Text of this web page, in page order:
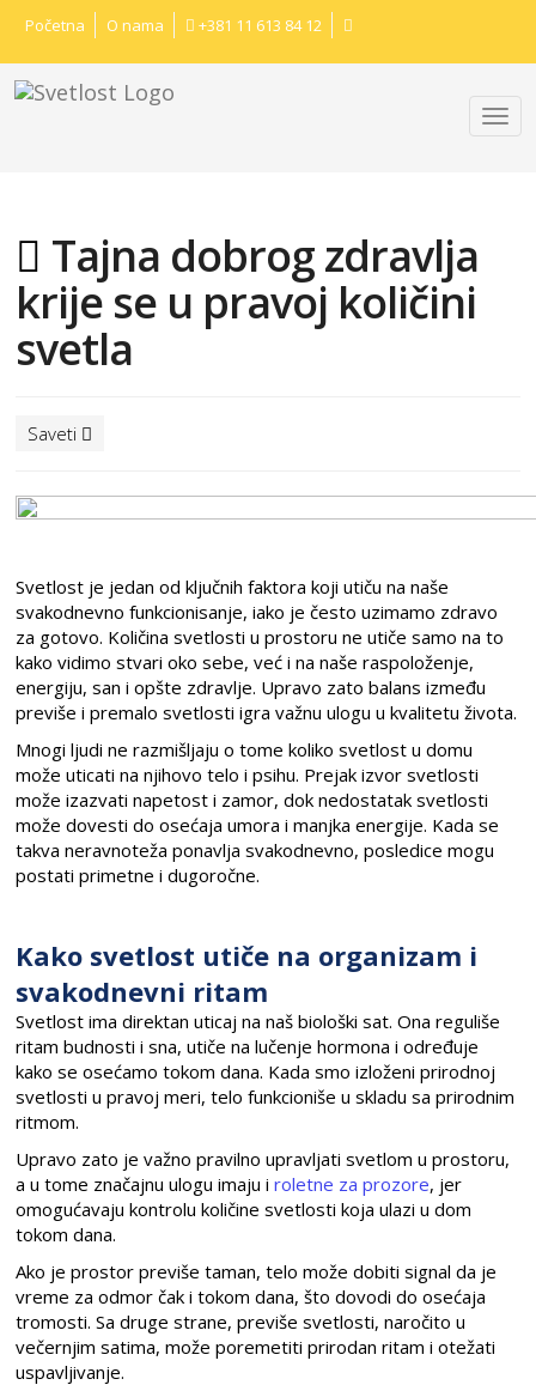
Početna O nama +381 11 613 84 12
Tajna dobrog zdravlja
krije se u pravoj količini
svetla
Saveti
Svetlost je jedan od ključnih faktora koji utiču na naše
svakodnevno funkcionisanje, iako je često uzimamo zdravo
za gotovo. Količina svetlosti u prostoru ne utiče samo na to
kako vidimo stvari oko sebe, već i na naše raspoloženje,
energiju, san i opšte zdravlje. Upravo zato balans između
previše i premalo svetlosti igra važnu ulogu u kvalitetu života.
Mnogi ljudi ne razmišljaju o tome koliko svetlost u domu
može uticati na njihovo telo i psihu. Prejak izvor svetlosti
može izazvati napetost i zamor, dok nedostatak svetlosti
može dovesti do osećaja umora i manjka energije. Kada se
takva neravnoteža ponavlja svakodnevno, posledice mogu
postati primetne i dugoročne.
Kako svetlost utiče na organizam i
svakodnevni ritam
Svetlost ima direktan uticaj na naš biološki sat. Ona reguliše
ritam budnosti i sna, utiče na lučenje hormona i određuje
kako se osećamo tokom dana. Kada smo izloženi prirodnoj
svetlosti u pravoj meri, telo funkcioniše u skladu sa prirodnim
ritmom.
Upravo zato je važno pravilno upravljati svetlom u prostoru,
a u tome značajnu ulogu imaju iroletne za prozore, jer
omogućavaju kontrolu količine svetlosti koja ulazi u dom
tokom dana.
Ako je prostor previše taman, telo može dobiti signal da je
vreme za odmor čak i tokom dana, što dovodi do osećaja
tromosti. Sa druge strane, previše svetlosti, naročito u
večernjim satima, može poremetiti prirodan ritam i otežati
uspavljivanje.